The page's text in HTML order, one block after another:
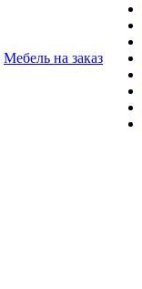
Мебель на заказ